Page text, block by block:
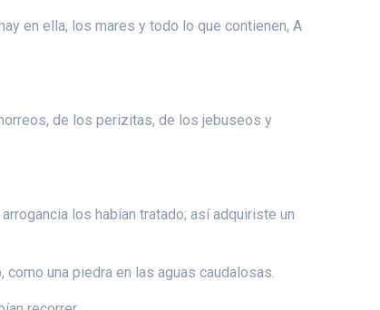
en ella, los mares y todo lo que contienen, A
de los perizitas, de los jebuseos y
los habían tratado; así adquiriste un
una piedra en las aguas caudalosas.